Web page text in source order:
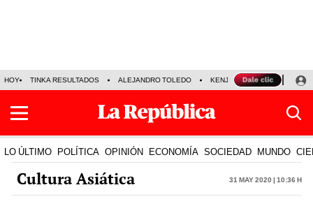
HOY TINKA RESULTADOS ALEJANDRO TOLEDO KENJI FUJIMORI
LO ÚLTIMO POLÍTICA OPINIÓN ECONOMÍA SOCIEDAD MUNDO
Cultura Asiática 31 May 2020 | 10:36 h